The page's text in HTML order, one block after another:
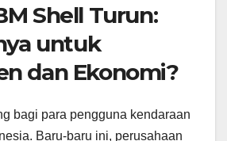
Shell Turun:
untuk
dan Ekonomi?
bagi para pengguna kendaraan
Baru-baru ini, perusahaan